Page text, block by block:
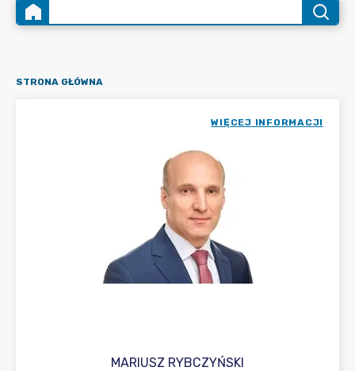
STRONA GŁÓWNA
MARIUSZ RYBCZYŃSKI
WIĘCEJ INFORMACJI